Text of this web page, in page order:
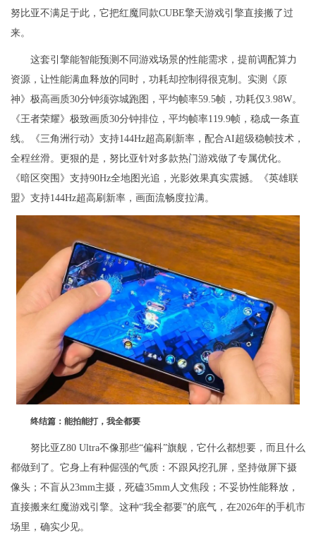
努比亚不满足于此，它把红魔同款CUBE擎天游戏引擎直接搬了过
来。
这套引擎能智能预测不同游戏场景的性能需求，提前调配算力
资源，让性能满血释放的同时，功耗却控制得很克制。实测《原
神》极高画质30分钟须弥城跑图，平均帧率59.5帧，功耗仅3.98W。
《王者荣耀》极致画质30分钟排位，平均帧率119.9帧，稳成一条直
线。《三角洲行动》支持144Hz超高刷新率，配合AI超级稳帧技术，
全程丝滑。更狠的是，努比亚针对多款热门游戏做了专属优化。
《暗区突围》支持90Hz全地图光追，光影效果真实震撼。《英雄联
盟》支持144Hz超高刷新率，画面流畅度拉满。
终结篇：能拍能打，我全都要
努比亚Z80 Ultra不像那些“偏科”旗舰，它什么都想要，而且什么
都做到了。它身上有种倔强的气质：不跟风挖孔屏，坚持做屏下摄
像头；不盲从23mm主摄，死磕35mm人文焦段；不妥协性能释放，
直接搬来红魔游戏引擎。这种“我全都要”的底气，在2026年的手机市
场里，确实少见。